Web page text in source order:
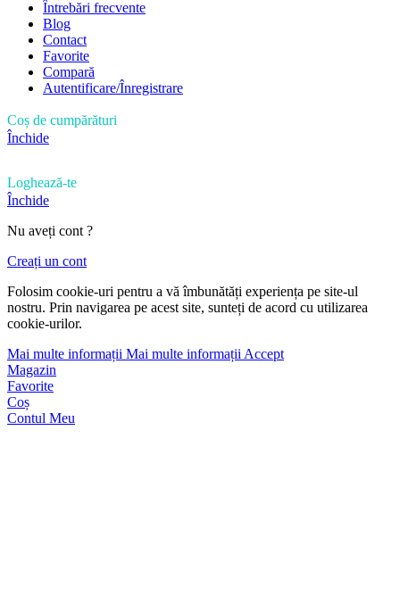
Întrebări frecvente
Blog
Contact
Favorite
Compară
Autentificare/Înregistrare
Coș de cumpărături
Închide
Loghează-te
Închide
Nu aveți cont ?
Creați un cont
Folosim cookie-uri pentru a vă îmbunătăți experiența pe site-ul
nostru. Prin navigarea pe acest site, sunteți de acord cu utilizarea
cookie-urilor.
Mai multe informații Mai multe informații Accept
Magazin
Favorite
Coș
Contul Meu